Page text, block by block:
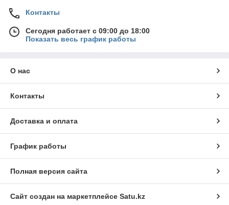
Контакты
Сегодня работает с 09:00 до 18:00
Показать весь график работы
О нас
Контакты
Доставка и оплата
График работы
Полная версия сайта
Сайт создан на маркетплейсе Satu.kz